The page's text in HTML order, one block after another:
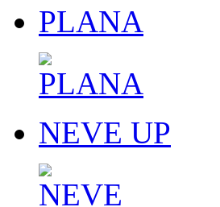
PLANA
NEVE UP